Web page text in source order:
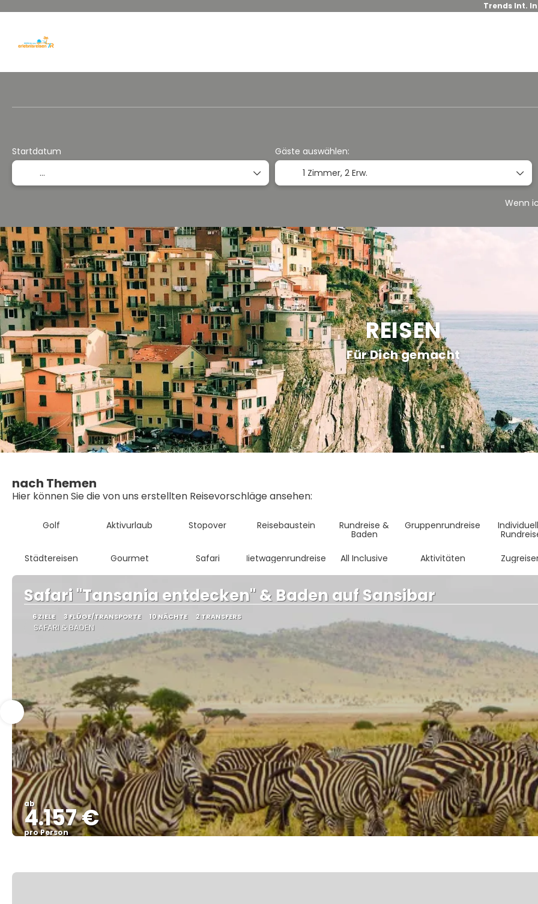
Trends Int.
REISEN
Für Dich gemacht
Startdatum
Gäste auswählen:
1 Zimmer, 2 Erw.
Wenn
nach Themen
Hier können Sie die von uns erstellten Reisevorschläge ansehen:
Golf Aktivurlaub Stopover Reisebaustein Rundreise &
Baden
Gruppenrundreise
Städtereisen
Gourmet Safari Mietwagenrundreisen All Inclusive Aktivitäten
Safari "Tansania entdecken" & Baden auf Sansibar
6 ZIELE 3 FLÜGE/TRANSPORTE 10 NÄCHTE 2 TRANSFERS
SAFARI & BADEN
ab
4.157 €
pro Person